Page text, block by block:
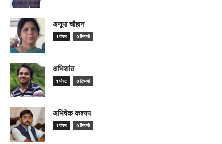
अनूपा चौहान
1 पोस्ट 0 टिप्पणी
अभिशांत
1 पोस्ट 0 टिप्पणी
अभिषेक कश्यप
1 पोस्ट 0 टिप्पणी